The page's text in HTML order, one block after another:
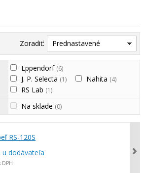
Zoradiť: Prednastavené
Eppendorf (6)
J. P. Selecta (1) Nahita (4)
RS Lab (1)
Na sklade (0)
RS-120S
u dodávateľa
DPH